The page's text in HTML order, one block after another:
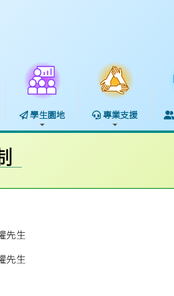
學生園地 專業支援
生
先生